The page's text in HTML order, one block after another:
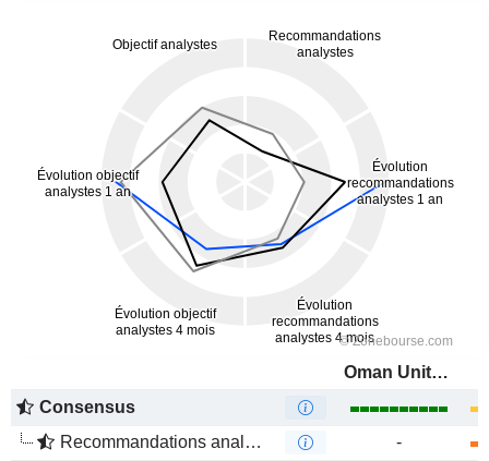
Oman United Insurance Company SAOG
Consensus
Recommandations analystes
-